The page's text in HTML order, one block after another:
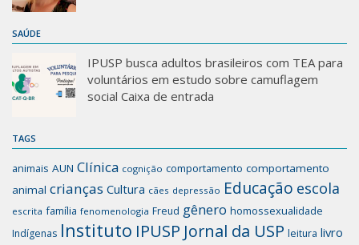
SAÚDE
IPUSP busca adultos brasileiros com TEA para
voluntários em estudo sobre camuflagem
social Caixa de entrada
TAGS
animais AUN Clínica cognição comportamento comportamento
animal crianças Cultura cães depressão Educação escola
escrita família fenomenologia Freud gênero homossexualidade
Indígenas Instituto IPUSP Jornal da USP leitura livro